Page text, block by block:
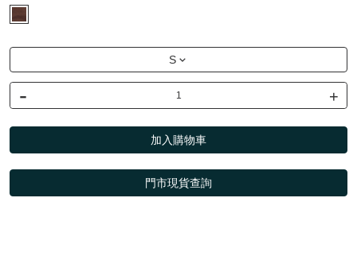
S
- +
加入購物車
門市現貨查詢